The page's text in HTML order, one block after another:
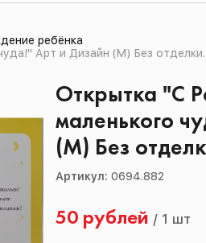
ребёнка
Арт и Дизайн (М) Без отделки.
Открытка "С
маленького
(М) Без
Артикул:0694.882
50 рублей / 1 шт